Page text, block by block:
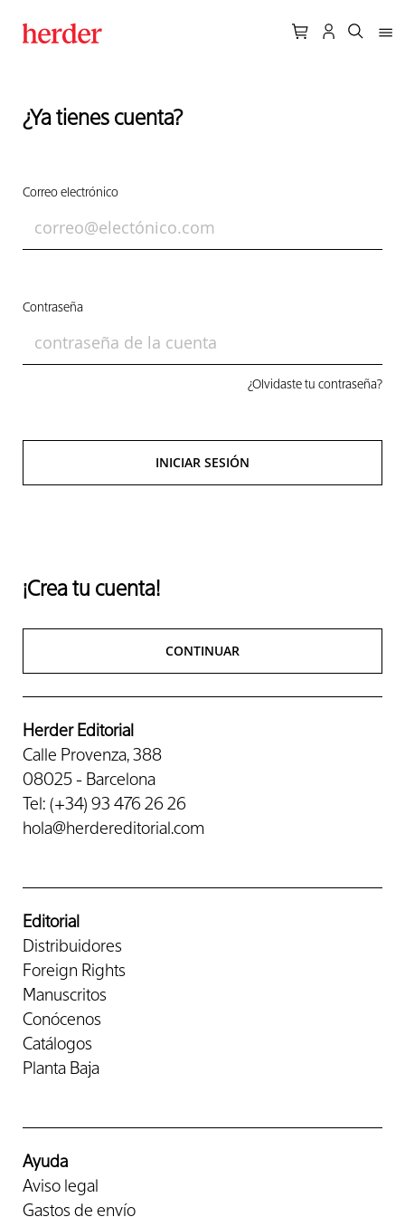
¿Ya tienes cuenta?
Correo electrónico
Contraseña
¿Olvidaste tu contraseña?
INICIAR SESIÓN
¡Crea tu cuenta!
CONTINUAR
Herder Editorial
Calle Provenza, 388
08025 - Barcelona
Tel: (+34) 93 476 26 26
hola@herdereditorial.com
Editorial
Distribuidores
Foreign Rights
Manuscritos
Conócenos
Catálogos
Planta Baja
Ayuda
Aviso legal
Gastos de envío